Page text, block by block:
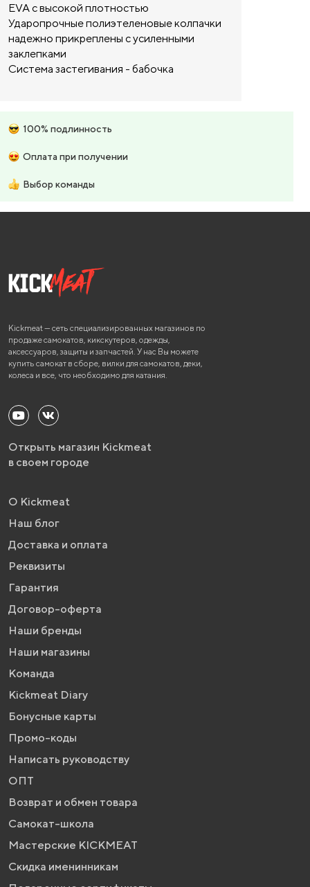
EVA с высокой плотностью
Ударопрочные полиэтеленовые колпачки
надежно прикреплены с усиленными
заклепками
Система застегивания - бабочка
100% подлинность
Оплата при получении
Выбор команды
Kickmeat — сеть специализированных магазинов по
продаже самокатов, кикскутеров, одежды,
аксессуаров, защиты и запчастей. У нас Вы можете
купить самокат в сборе, вилки для самокатов, деки,
колеса и все, что необходимо для катания.
Открыть магазин Kickmeat
в своем городе
О Kickmeat
Наш блог
Доставка и оплата
Реквизиты
Гарантия
Договор-оферта
Наши бренды
Наши магазины
Команда
Kickmeat Diary
Бонусные карты
Промо-коды
Написать руководству
ОПТ
Возврат и обмен товара
Самокат-школа
Мастерские KICKMEAT
Скидка именинникам